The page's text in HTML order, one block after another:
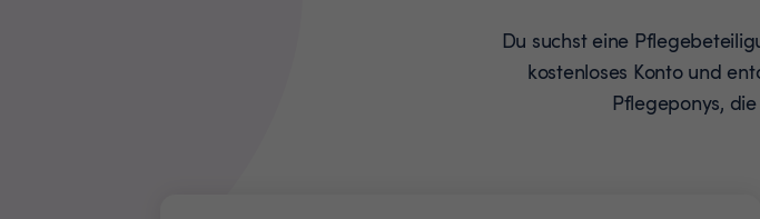
Du suchst eine
kostenloses Konto und
Pflegeponys,